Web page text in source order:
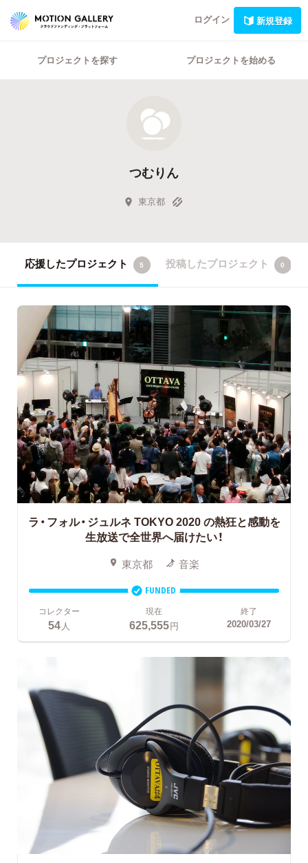
ログイン 新規登録
プロジェクトを探す プロジェクトを始める
つむりん
東京都
応援したプロジェクト 5 投稿したプロジェクト 0
ラ・フォル・ジュルネ TOKYO 2020の熱狂と感動を
生放送で全世界へ届けたい！
東京都 音楽
FUNDED
コレクター
54 人
現在
625,555円
終了
2020/03/27